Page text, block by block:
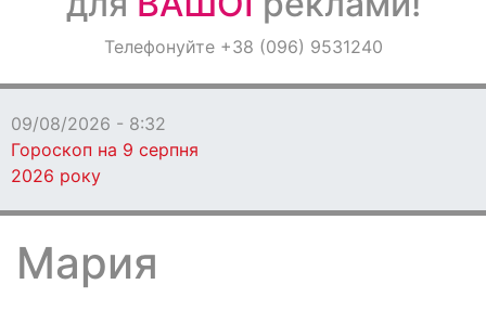
ОголошенняТелефонуйте +38 (096) 9531240
09/08/2026 - 8:32
Гороскоп на 9 серпня
2026 року
Мария